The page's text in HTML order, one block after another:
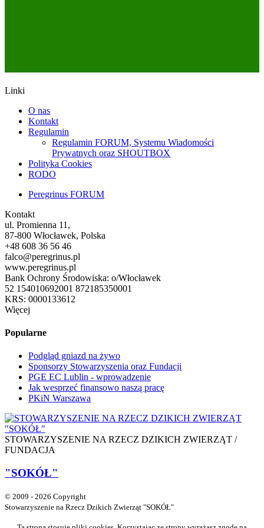
Linki
O nas
Kontakt
Regulamin
Regulamin FORUM, Systemu Wiadomości
Prywatnych oraz SHOUTBOX
Polityka Cookies
RODO
Peregrinus FORUM
Kontakt
ul. Promienna 11,
87-800 Włocławek, Polska
+48 608 36 56 46
falco@peregrinus.pl
www.peregrinus.pl
Bank Ochrony Środowiska: o/Włocławek
52 154010692001 872185350001
KRS: 0000133612
Więcej
Popularne
Podgląd gniazd na żywo
Sponsorzy Stowarzyszenia oraz Fundacji
PGE EC Lublin - wprowadzenie
Jak wesprzeć finansowo naszą pracę
PKiN Warszawa
STOWARZYSZENIE NA RZECZ DZIKICH ZWIERZĄT /
FUNDACJA
"SOKÓŁ"
© 2009 - 2026 Copyright
Stowarzyszenie na Rzecz Dzikich Zwierząt "SOKÓŁ"